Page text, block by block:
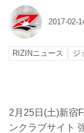
2017-02-
RIZINニュース ジ
2月25日(土)新宿
ンクラブサイト